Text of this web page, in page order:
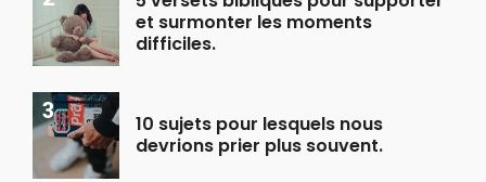
et surmonter les moments
difficiles.
10 sujets pour lesquels nous
devrions prier plus souvent.